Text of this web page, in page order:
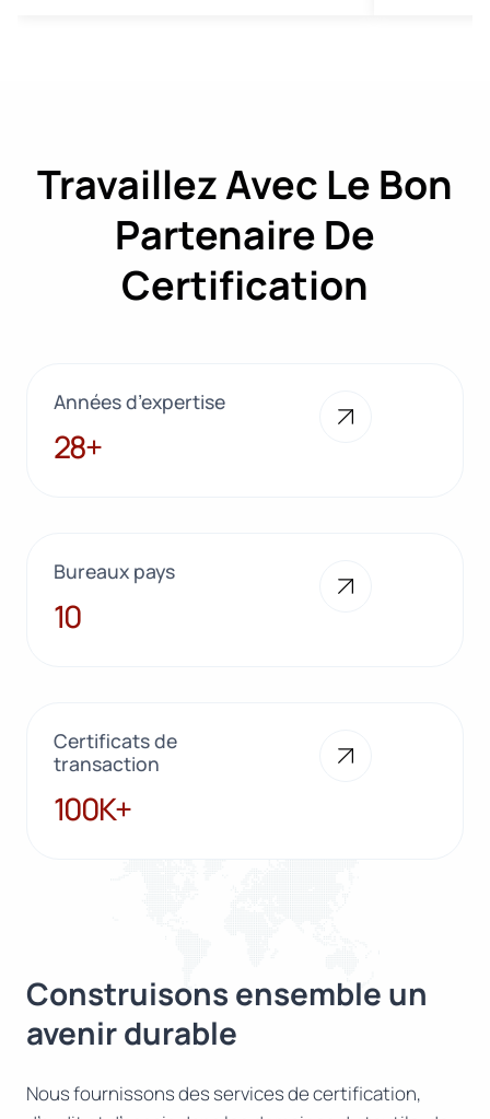
Travaillez Avec Le Bon
Partenaire De
Certification
Années d’expertise
28+
28+
Bureaux pays
10
10
Certificats de
transaction
100K+
100K+
Construisons ensemble un
avenir durable
Nous fournissons des services de certification,